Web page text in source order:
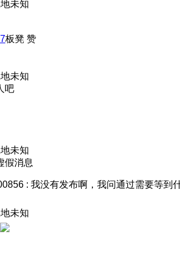
未知
板凳 赞
未知
吧
未知
假消息
: 我没有发布啊，我问通过需要等到
未知